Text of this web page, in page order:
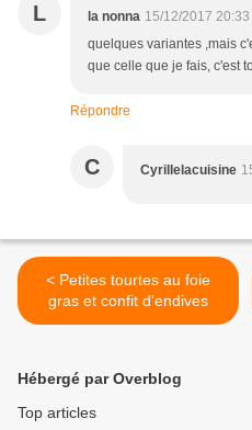
L la nonna 15/12/2017 20:33
quelques variantes ,mais
que celle que je fais, c'est
Répondre
C Cyrillelacuisine
< Petites tourtes au foie
gras et confit d'endives
Hébergé par Overblog
Top articles